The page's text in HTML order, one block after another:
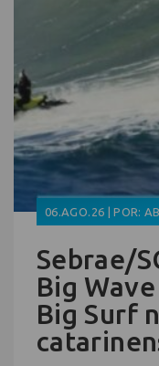
06.AGO.26 | POR:
Sebrae/
Big
Big Surf